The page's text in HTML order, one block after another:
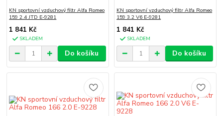
KN sportovní vzduchový filtr Alfa Romeo
159 2.4 JTD E-9281
1 841 Kč
SKLADEM
Do košíku
KN sportovní vzduchový filtr Alfa Romeo
159 3.2 V6 E-9281
1 841 Kč
SKLADEM
Do košíku